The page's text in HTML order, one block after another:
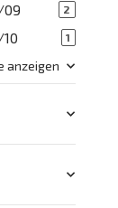
09 2
1
anzeigen